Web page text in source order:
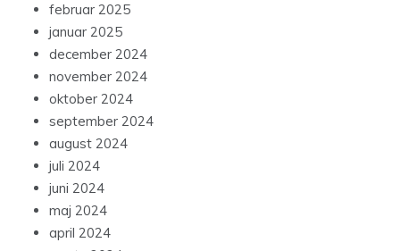
februar 2025
januar 2025
december 2024
november 2024
oktober 2024
september 2024
august 2024
juli 2024
juni 2024
maj 2024
april 2024